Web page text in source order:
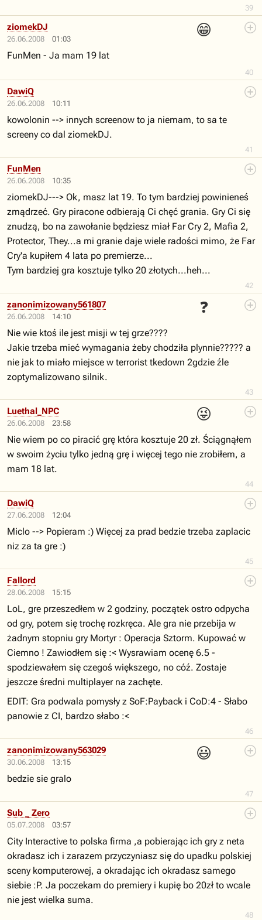
39
26.06.2008 01:03
😁
40
ziomekDJ
FunMen - Ja mam 19 lat
26.06.2008 10:11
41
DawiQ
kowolonin --> innych screenow to ja niemam, to sa te
screeny co dal ziomekDJ.
26.06.2008 10:35
42
FunMen
ziomekDJ---> Ok, masz lat 19. To tym bardziej powinieneś
zmądrzeć. Gry piracone odbierają Ci chęć grania. Gry Ci się
znudzą, bo na zawołanie będziesz miał Far Cry 2, Mafia 2,
Protector, They...a mi granie daje wiele radości mimo, że Far
Cry'a kupiłem 4 lata po premierze...
Tym bardziej gra kosztuje tylko 20 złotych...heh...
26.06.2008 14:10
❓
43
zanonimizowany561807
Nie wie ktoś ile jest misji w tej grze????
Jakie trzeba mieć wymagania żeby chodziła plynnie????? a
nie jak to miało miejsce w terrorist tkedown 2gdzie źle
zoptymalizowano silnik.
26.06.2008 23:58
😜
44
Luethal_NPC
Nie wiem po co piracić grę która kosztuje 20 zł. Ściągnąłem
w swoim życiu tylko jedną grę i więcej tego nie zrobiłem, a
mam 18 lat.
27.06.2008 12:04
45
DawiQ
Miclo --> Popieram :) Więcej za prad bedzie trzeba zaplacic
niz za ta gre :)
28.06.2008 15:15
46
Fallord
LoL, gre przeszedłem w 2 godziny, początek ostro odpycha
od gry, potem się trochę rozkręca. Ale gra nie przebija w
żadnym stopniu gry Mortyr : Operacja Sztorm. Kupować w
Ciemno ! Zawiodłem się :< Wysrawiam ocenę 6.5 -
spodziewałem się czegoś większego, no cóź. Zostaje
jeszcze średni multiplayer na zachęte.
EDIT: Gra podwala pomysły z SoF:Payback i CoD:4 - Słabo
panowie z CI, bardzo słabo :<
30.06.2008 13:15
😃
47
zanonimizowany563029
bedzie sie gralo
05.07.2008 03:57
48
Sub _ Zero
City Interactive to polska firma ,a pobierając ich gry z neta
okradasz ich i zarazem przyczyniasz się do upadku polskiej
sceny komputerowej, a okradając ich okradasz samego
siebie :P. Ja poczekam do premiery i kupię bo 20zł to wcale
nie jest wielka suma.